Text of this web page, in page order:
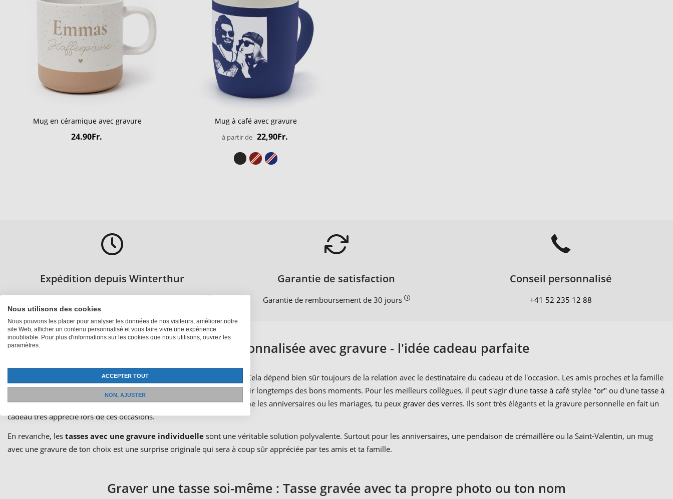
Mug en céramique avec gravure
24.90Fr.
Mug à café avec gravure
à partir de 22,90Fr.
Expédition depuis Winterthur Garantie de satisfaction
Garantie de remboursement de 30 jours
Conseil personnalisé
+41 52 235 12 88
Tasse à café personnalisée avec gravure - l'idée cadeau parfaite
Tu cherches un cadeau personnel, mais tu n'arrives pas à te décider ? Cela dépend bien sûr toujours de la relation avec le destinataire du cadeau et de l'occasion. Les amis proches et la famille
seront ravis de recevoirdes mugsoudes tasses photopour se souvenir longtemps des bons moments. Pour les meilleurs collègues, il peut s'agir d'une tasse à café stylée "or" ou d'une tasse à
café "argent"avec un joli motif de nom. Pour les fêtes spéciales, comme les anniversaires ou les mariages, tu peux graver des verres. Ils sont très élégants et la gravure personnelle en fait un
cadeau très apprécié lors de ces occasions.
En revanche, les tasses avec une gravure individuelle sont une véritable solution polyvalente. Surtout pour les anniversaires, une pendaison de crémaillère ou la Saint-Valentin, un mug
avec une gravure de ton choix est une surprise originale qui sera à coup sûr appréciée par tes amis et ta famille.
Graver une tasse soi-même : Tasse gravée avec ta propre photo ou ton nom
Nous utilisons des cookies
Nous pouvons les placer pour analyser les données de nos visiteurs, améliorer notre
site Web, afficher un contenu personnalisé et vous faire vivre une expérience
inoubliable. Pour plus d'informations sur les cookies que nous utilisons, ouvrez les
paramètres.
ACCEPTER TOUT
NON, AJUSTER